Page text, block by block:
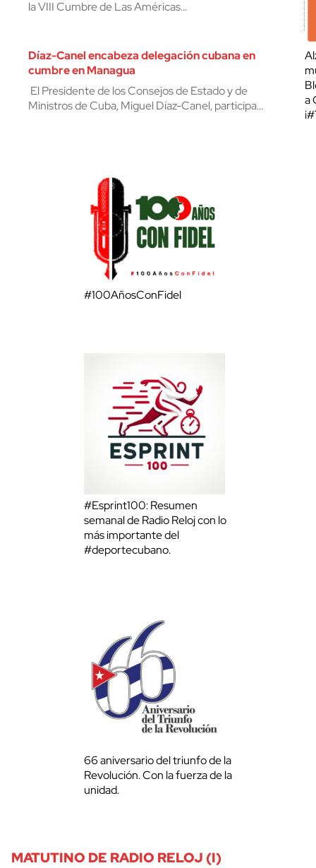
la VIII Cumbre de Las Américas…
Díaz-Canel encabeza delegación cubana en
cumbre en Managua
El Presidente de los Consejos de Estado y de
Ministros de Cuba, Miguel Díaz-Canel, participa…
a
#100AñosConFidel
#Esprint100: Resumen
semanal de Radio Reloj con lo
más importante del
#deportecubano.
66 aniversario del triunfo de la
Revolución. Con la fuerza de la
unidad.
MATUTINO DE RADIO RELOJ (I)